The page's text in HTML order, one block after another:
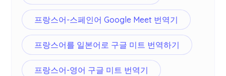
프랑스어-스페인어 Google Meet 번역기
프랑스어를 일본어로 구글 미트 번역하기
프랑스어-영어 구글 미트 번역기